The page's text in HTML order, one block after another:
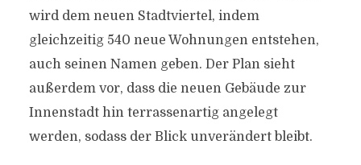
wird dem neuen Stadtviertel, indem
gleichzeitig 540 neue Wohnungen entstehen,
auch seinen Namen geben. Der Plan sieht
außerdem vor, dass die neuen Gebäude zur
Innenstadt hin terrassenartig angelegt
werden, sodass der Blick unverändert bleibt.